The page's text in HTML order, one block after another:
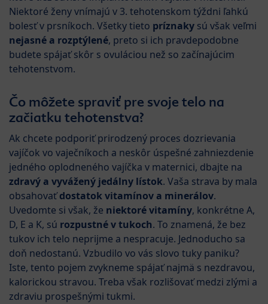
Niektoré ženy vnímajú v 3. tehotenskom týždni ľahkú
bolesť v prsníkoch. Všetky tieto príznaky sú však veľmi
nejasné a rozptýlené, preto si ich pravdepodobne
budete spájať skôr s ovuláciou než so začínajúcim
tehotenstvom.
Čo môžete spraviť pre svoje telo na
začiatku tehotenstva?
Ak chcete podporiť prirodzený proces dozrievania
vajíčok vo vaječníkoch a neskôr úspešné zahniezdenie
jedného oplodneného vajíčka v maternici, dbajte na
zdravý a vyvážený jedálny lístok. Vaša strava by mala
obsahovaťdostatok vitamínov a minerálov.
Uvedomte si však, že niektoré vitamíny, konkrétne A,
D, E a K, sú rozpustné v tukoch. To znamená, že bez
tukov ich telo neprijme a nespracuje. Jednoducho sa
doň nedostanú. Vzbudilo vo vás slovo tuky paniku?
Iste, tento pojem zvykneme spájať najmä s nezdravou,
kalorickou stravou. Treba však rozlišovať medzi zlými a
zdraviu prospešnými tukmi.